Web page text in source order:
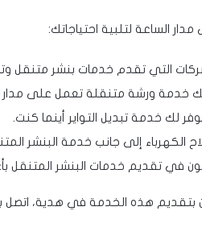
الساعة لتلبية احتياجاتك:
التي تقدم خدمات بنشر متنقل
خدمة ورشة متنقلة تعمل على مدار
لك خدمة تبديل التواير أينما كنت.
الكهرباء إلى جانب خدمة البنشر
في تقديم خدمات البنشر المتنقل
هذه الخدمة في هدية، اتصل